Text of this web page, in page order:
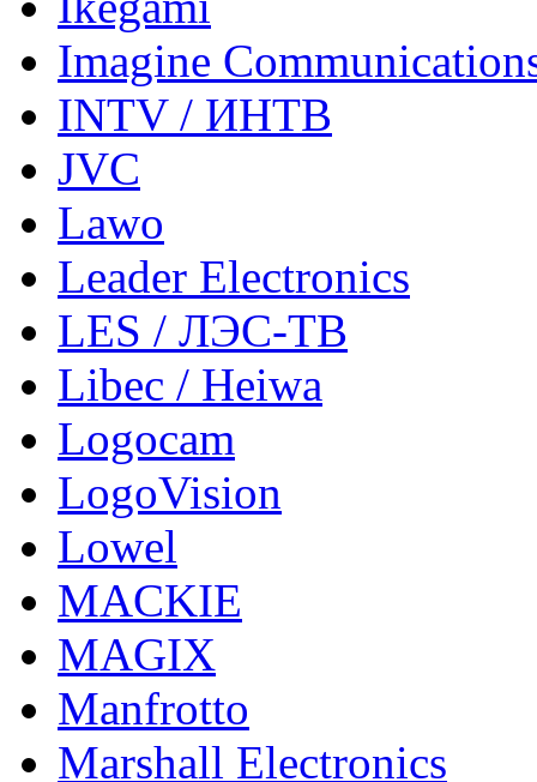
Imagine
INTV / ИНТВ
JVC
Lawo
Leader Electronics
LES / ЛЭС-ТВ
Libec / Heiwa
Logocam
LogoVision
Lowel
MACKIE
MAGIX
Manfrotto
Marshall Electronics